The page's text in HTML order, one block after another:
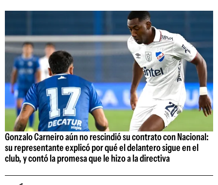
Gonzalo Carneiro aún no rescindió su contrato con Nacional:
su representante explicó por qué el delantero sigue en el
club, y contó la promesa que le hizo a la directiva